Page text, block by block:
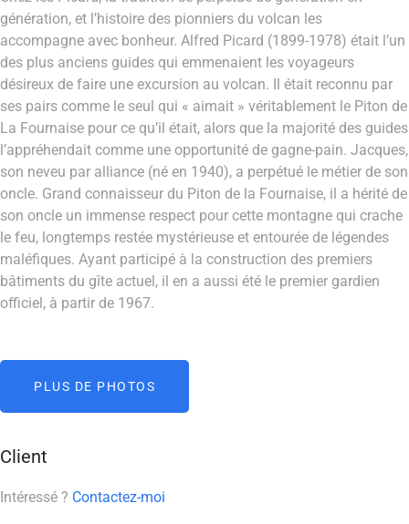
génération, et l’histoire des pionniers du volcan les
accompagne avec bonheur. Alfred Picard (1899-1978) était l’un
des plus anciens guides qui emmenaient les voyageurs
désireux de faire une excursion au volcan. Il était reconnu par
ses pairs comme le seul qui « aimait » véritablement le Piton de
La Fournaise pour ce qu’il était, alors que la majorité des guides
l’appréhendait comme une opportunité de gagne-pain. Jacques,
son neveu par alliance (né en 1940), a perpétué le métier de son
oncle. Grand connaisseur du Piton de la Fournaise, il a hérité de
son oncle un immense respect pour cette montagne qui crache
le feu, longtemps restée mystérieuse et entourée de légendes
maléfiques. Ayant participé à la construction des premiers
bâtiments du gîte actuel, il en a aussi été le premier gardien
officiel, à partir de 1967.
PLUS DE PHOTOS
Client
Intéressé ? Contactez-moi